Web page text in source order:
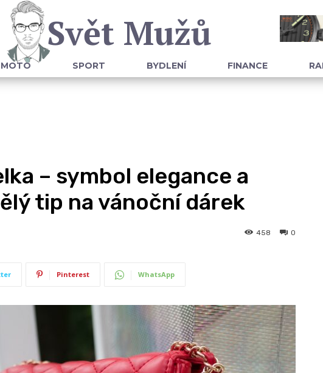
Svět Mužů
SPORT BYDLENÍ FINANCE
– symbol elegance a
tip na vánoční dárek
0
458
Pinterest WhatsApp